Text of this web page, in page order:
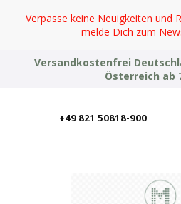
Zum Hauptinhalt springen
Verpasse keine Neuigkeiten und
melde Dich zum
Versandkostenfrei
Österreich ab
+49 821 50818-900